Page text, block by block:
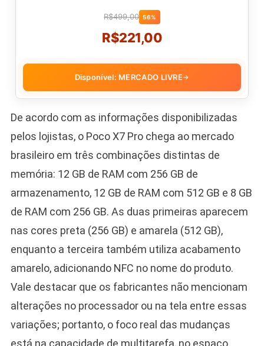
R$499,00 56%
R$221,00
Disponível: MERCADO LIVRE→
De acordo com as informações disponibilizadas
pelos lojistas, o Poco X7 Pro chega ao mercado
brasileiro em três combinações distintas de
memória: 12 GB de RAM com 256 GB de
armazenamento, 12 GB de RAM com 512 GB e 8 GB
de RAM com 256 GB. As duas primeiras aparecem
nas cores preta (256 GB) e amarela (512 GB),
enquanto a terceira também utiliza acabamento
amarelo, adicionando NFC no nome do produto.
Vale destacar que os fabricantes não mencionam
alterações no processador ou na tela entre essas
variações; portanto, o foco real das mudanças
está na capacidade de multitarefa, no espaço